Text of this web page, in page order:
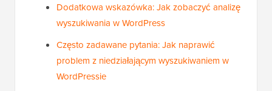
Dodatkowa wskazówka: Jak zobaczyć analizę
wyszukiwania w WordPress
Często zadawane pytania: Jak naprawić
problem z niedziałającym wyszukiwaniem w
WordPressie